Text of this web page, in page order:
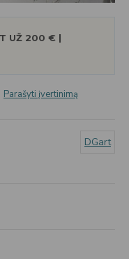
UŽ 200 € |
Parašyti įvertinimą
DGart